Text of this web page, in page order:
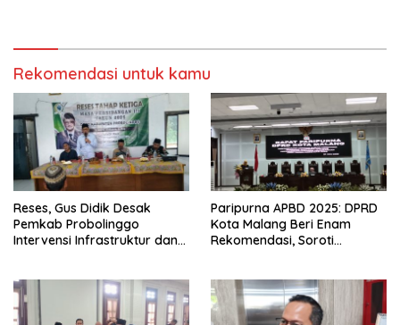
Rekomendasi untuk kamu
Reses, Gus Didik Desak
Pemkab Probolinggo
Intervensi Infrastruktur dan
Paripurna APBD 2025: DPRD
Kota Malang Beri Enam
Rekomendasi, Soroti